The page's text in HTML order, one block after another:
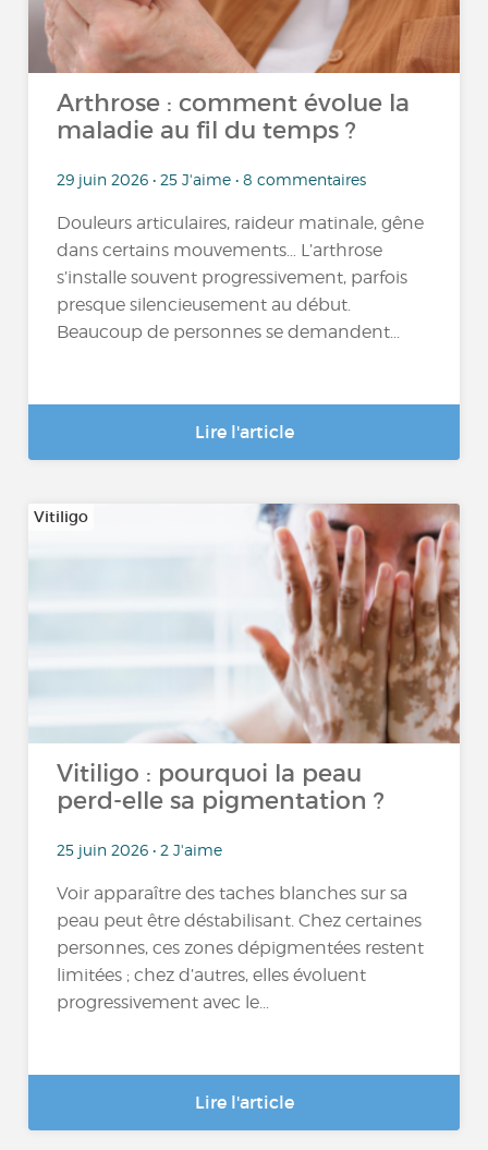
Arthrose : comment évolue la
maladie au fil du temps ?
29 juin 2026 • 25 J'aime • 8 commentaires
Douleurs articulaires, raideur matinale, gêne
dans certains mouvements… L’arthrose
s’installe souvent progressivement, parfois
presque silencieusement au début.
Beaucoup de personnes se demandent...
Lire l'article
Vitiligo
Vitiligo : pourquoi la peau
perd-elle sa pigmentation ?
25 juin 2026 • 2 J'aime
Voir apparaître des taches blanches sur sa
peau peut être déstabilisant. Chez certaines
personnes, ces zones dépigmentées restent
limitées ; chez d’autres, elles évoluent
progressivement avec le...
Lire l'article